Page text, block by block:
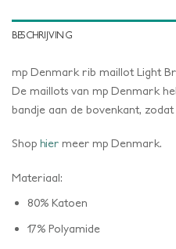
BESCHRIJVING
mp Denmark rib maillot Light
De maillots van mp Denmark
bandje aan de bovenkant,
Shop hier meer mp Denmark.
Materiaal:
80% Katoen
17% Polyamide